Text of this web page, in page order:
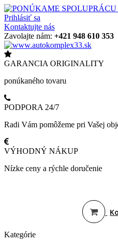
Prihlásiť sa
Kontaktujte nás
Zavolajte nám: +421 948 610 353
GARANCIA ORIGINALITY
ponúkaného tovaru
PODPORA 24/7
Radi Vám pomôžeme pri Vašej
VÝHODNÝ NÁKUP
Nízke ceny a rýchle doručenie
Kategórie